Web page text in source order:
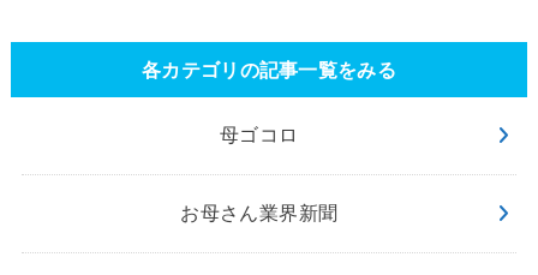
各カテゴリの記事一覧をみる
母ゴコロ
お母さん業界新聞